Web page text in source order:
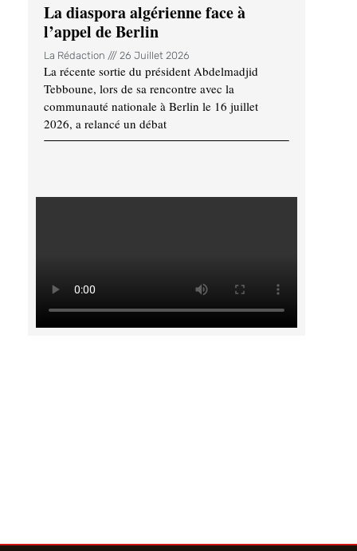
La diaspora algérienne face à
l’appel de Berlin
La Rédaction 26 Juillet 2026
La récente sortie du président Abdelmadjid
Tebboune, lors de sa rencontre avec la
communauté nationale à Berlin le 16 juillet
2026, a relancé un débat